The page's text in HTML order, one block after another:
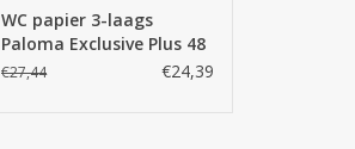
WC papier 3-laags
Paloma Exclusive Plus 48
rollen
€27,44 €24,39